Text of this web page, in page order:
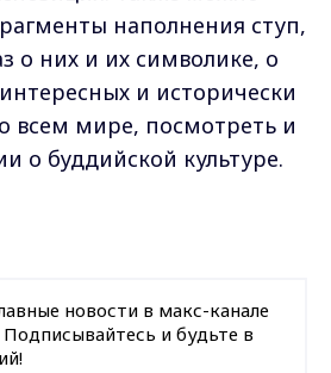
наполнения ступ,
о них и их символике, о
и исторически
всем мире, посмотреть и
о буддийской культуре.
новости в макс-канале
Подписывайтесь и будьте в